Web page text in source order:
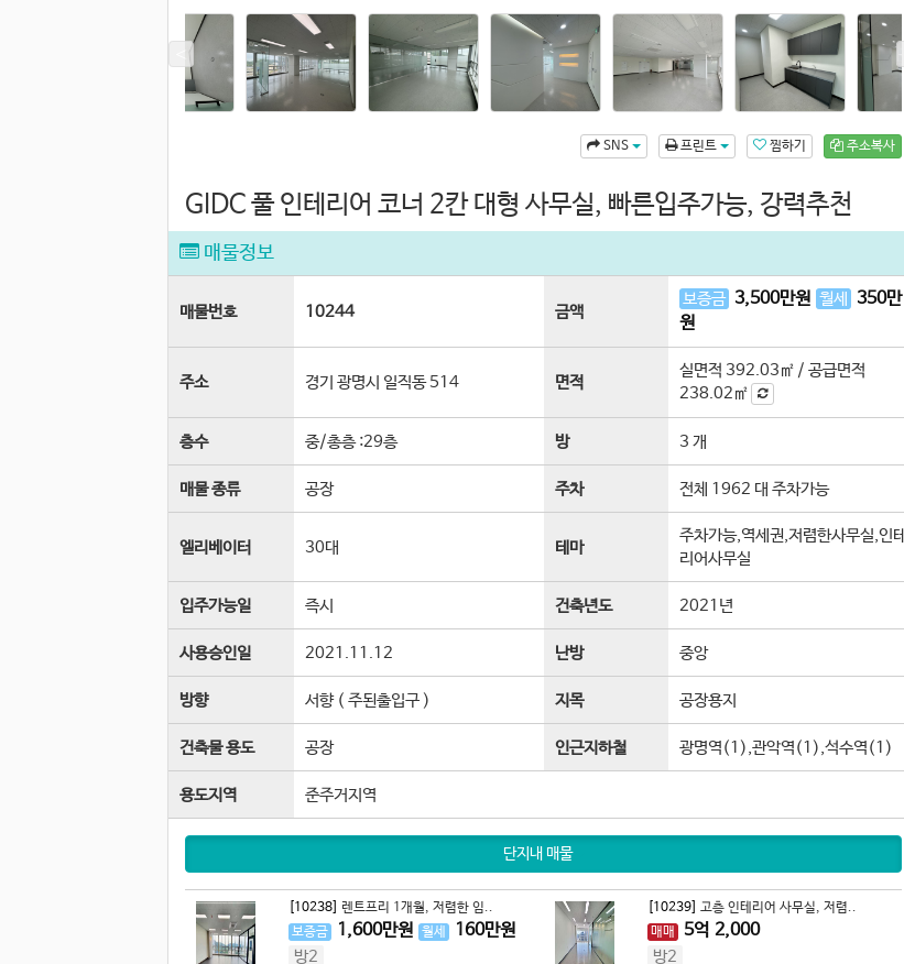
주소복사
찜하기
프린트
SNS
GIDC 풀 인테리어 코너 2칸 대형 사무실, 빠른입주가능, 강력추천
매물정보
매물번호 10244 금액
보증금 3,500만원 월세 350만
원
주소 경기 광명시 일직동 514 면적
실면적 392.03㎡ /공급면적
238.02㎡
층수 중/총층 :29층 방 3 개
매물 종류 공장 주차 전체 1962 대 주차가능
엘리베이터 30대 테마
주차가능,역세권,저렴한사무실,인테
리어사무실
입주가능일 즉시 건축년도 2021년
사용승인일 2021.11.12 난방 중앙
방향 서향 ( 주된출입구 ) 지목 공장용지
건축물 용도 공장 인근지하철 광명역(1),관악역(1),석수역(1)
용도지역 준주거지역
단지내 매물
[10238]
렌트프리 1개월, 저렴한 임..
보증금
1,600만원 월세 160만원
방2
[10239] 고층 인테리어 사무실, 저렴..
매매
5억 2,000
방2